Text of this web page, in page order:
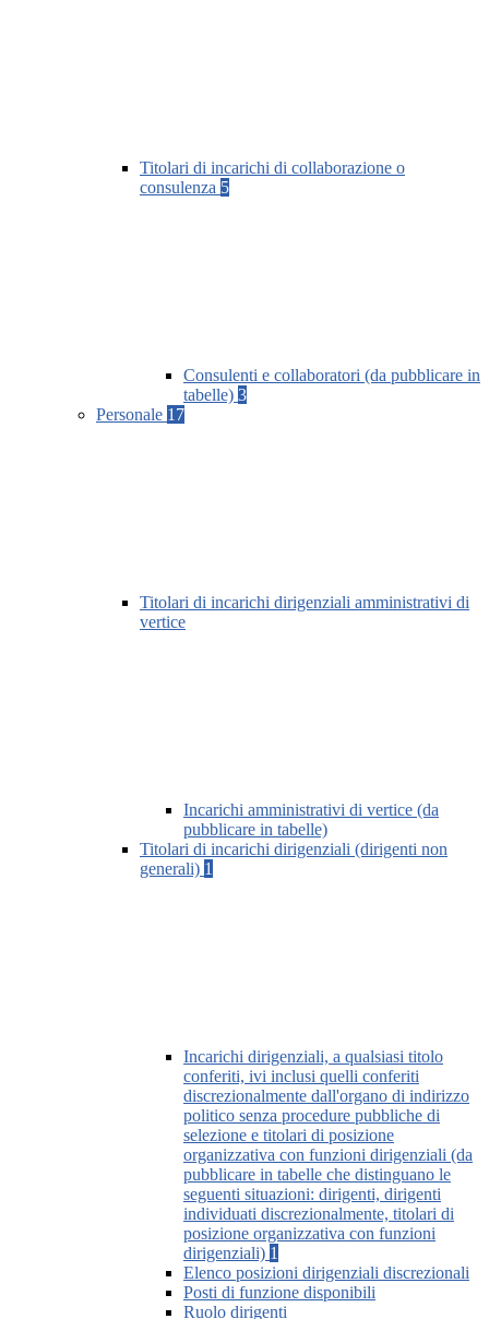
Titolari di incarichi di collaborazione o
consulenza 5
Consulenti e collaboratori (da pubblicare in
tabelle) 3
Personale 17
Titolari di incarichi dirigenziali amministrativi di
vertice
Incarichi amministrativi di vertice (da
pubblicare in tabelle)
Titolari di incarichi dirigenziali (dirigenti non
generali) 1
Incarichi dirigenziali, a qualsiasi titolo
conferiti, ivi inclusi quelli conferiti
discrezionalmente dall'organo di indirizzo
politico senza procedure pubbliche di
selezione e titolari di posizione
organizzativa con funzioni dirigenziali (da
pubblicare in tabelle che distinguano le
seguenti situazioni: dirigenti, dirigenti
individuati discrezionalmente, titolari di
posizione organizzativa con funzioni
dirigenziali) 1
Elenco posizioni dirigenziali discrezionali
Posti di funzione disponibili
Ruolo dirigenti